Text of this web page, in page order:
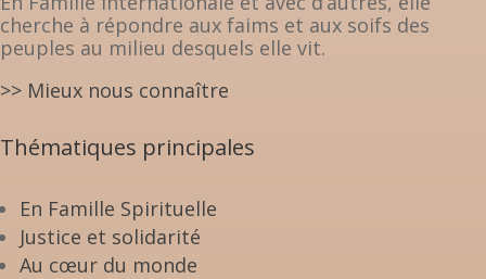
cherche à répondre aux faims et aux soifs des
peuples au milieu desquels elle vit.
>> Mieux nous connaître
Thématiques principales
En Famille Spirituelle
Justice et solidarité
Au cœur du monde